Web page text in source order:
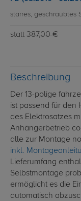
starres, geschraubtes
statt 387,00 €
Beschreibung
Der 13-polige
ist passend für den
des Elektrosatzes
Anhängerbetrieb
alle zur Montage
inkl.
Lieferumfang
Selbstmontage
ermöglicht es die
automatisch